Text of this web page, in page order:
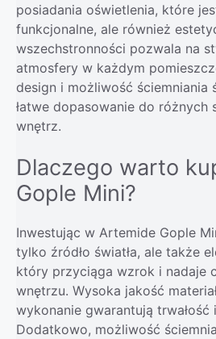
posiadania oświetlenia, które
funkcjonalne, ale również
wszechstronności pozwala na
atmosfery w każdym
design i możliwość ściemniania
łatwe dopasowanie do różnych
wnętrz.
Dlaczego warto
Gople Mini?
Inwestując w Artemide Gople
tylko źródło światła, ale także
który przyciąga wzrok i nadaje
wnętrzu. Wysoka jakość
wykonanie gwarantują trwałość
Dodatkowo, możliwość